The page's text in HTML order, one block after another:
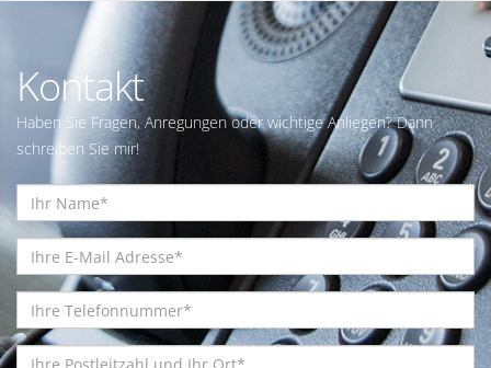
Kontakt
Haben Sie Fragen, Anregungen oder wichtige Anliegen? Dann
schreiben Sie mir!